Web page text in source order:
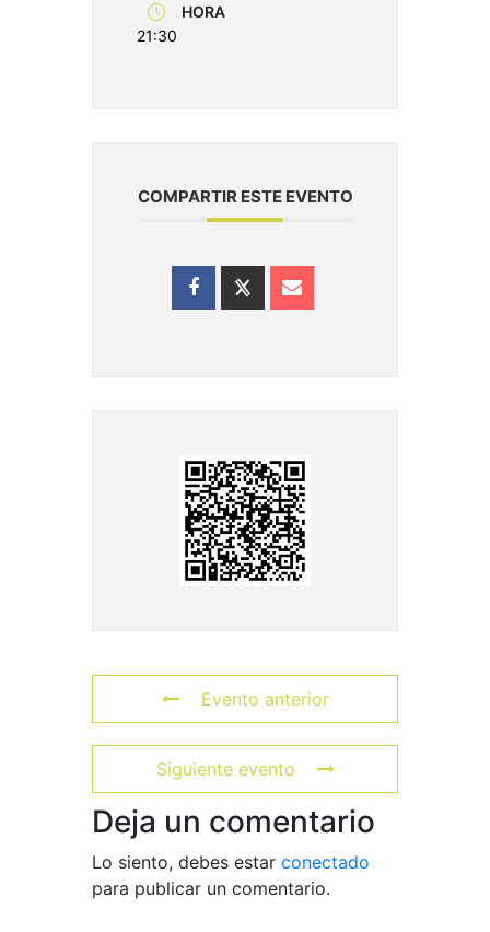
HORA
21:30
COMPARTIR ESTE EVENTO
Evento anterior
Siguiente evento
Deja un comentario
Lo siento, debes estar conectado
para publicar un comentario.